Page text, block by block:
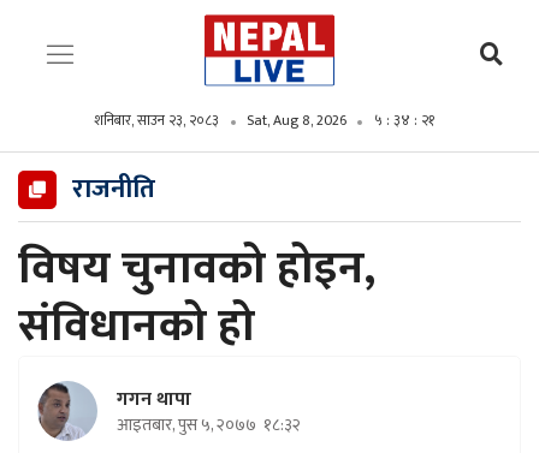
शनिबार, साउन २३, २०८३ Sat, Aug 8, 2026 ५ : ३४ : २३
राजनीति
विषय चुनावको होइन‚
संविधानको हो
गगन थापा
आइतबार, पुस ५, २०७७ १८:३२